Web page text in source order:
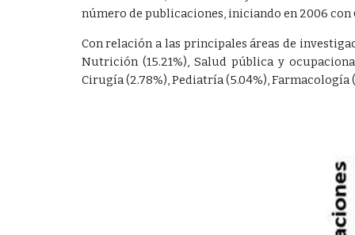
número de publicaciones, iniciando en 2006
Con relación a las principales áreas de
Nutrición (15.21%), Salud pública y
Cirugía (2.78%), Pediatría (5.04%), Farmacología